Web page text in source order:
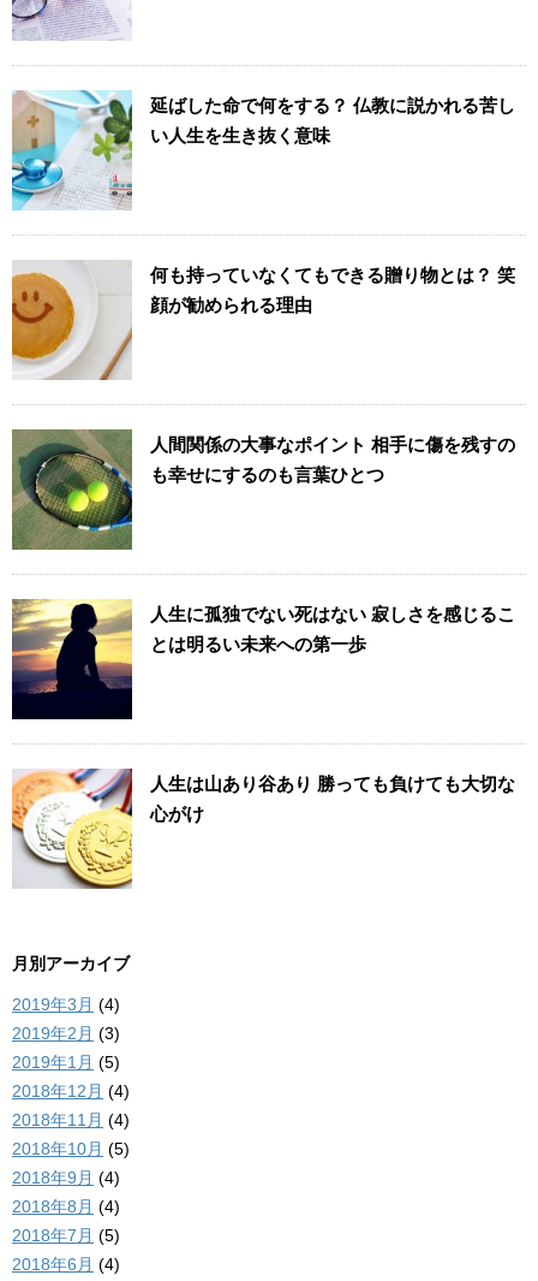
延ばした命で何をする？ 仏教に説かれる苦し
い人生を生き抜く意味
何も持っていなくてもできる贈り物とは？ 笑
顔が勧められる理由
人間関係の大事なポイント 相手に傷を残すの
も幸せにするのも言葉ひとつ
人生に孤独でない死はない 寂しさを感じるこ
とは明るい未来への第一歩
人生は山あり谷あり 勝っても負けても大切な
心がけ
月別アーカイブ
2019年3月 (4)
2019年2月 (3)
2019年1月 (5)
2018年12月 (4)
2018年11月 (4)
2018年10月 (5)
2018年9月 (4)
2018年8月 (4)
2018年7月 (5)
2018年6月 (4)